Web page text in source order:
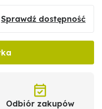
Sprawdź dostępność
Odbiór zakupów